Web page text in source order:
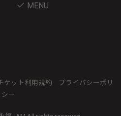
MENU
ケット利用規約
プライバシーポリ
シー